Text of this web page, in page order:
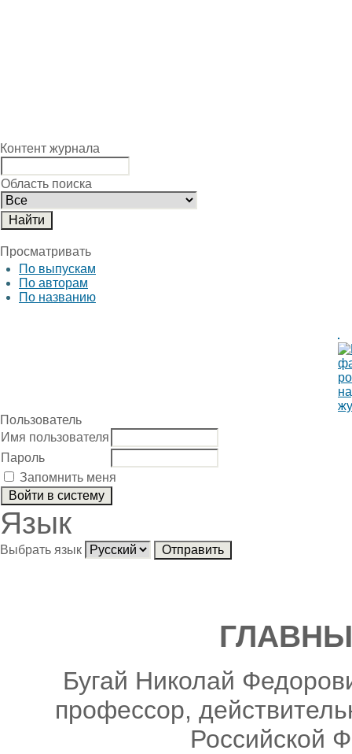
Контент журнала
Область поиска
Просматривать
По выпускам
По авторам
По названию
Пользователь
Имя пользователя
Пароль
Запомнить меня
Язык
Выбрать язык
Бугай Николай
профессор,
Российской